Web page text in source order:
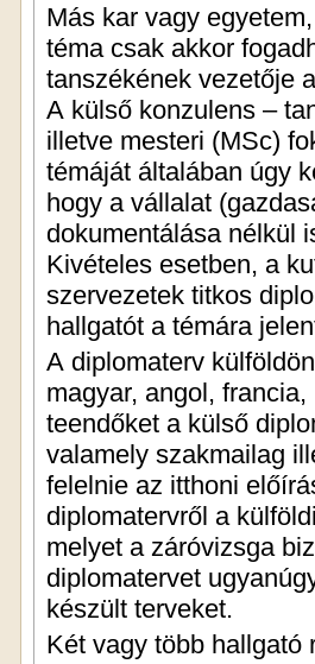
Más kar vagy
téma csak akkor
tanszékének vezetője
A külső konzulens –
illetve mesteri (MSc)
témáját általában úgy
hogy a vállalat
dokumentálása nélkül
Kivételes esetben, a
szervezetek titkos
hallgatót a témára
A diplomaterv
magyar, angol,
teendőket a külső
valamely szakmailag
felelnie az itthoni
diplomatervről a
melyet a záróvizsga
diplomatervet
készült terveket.
Két vagy több hallgató